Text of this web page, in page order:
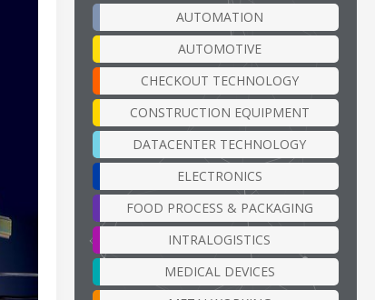
AUTOMATION
AUTOMOTIVE
CHECKOUT TECHNOLOGY
CONSTRUCTION EQUIPMENT
DATACENTER TECHNOLOGY
ELECTRONICS
FOOD PROCESS & PACKAGING
INTRALOGISTICS
MEDICAL DEVICES